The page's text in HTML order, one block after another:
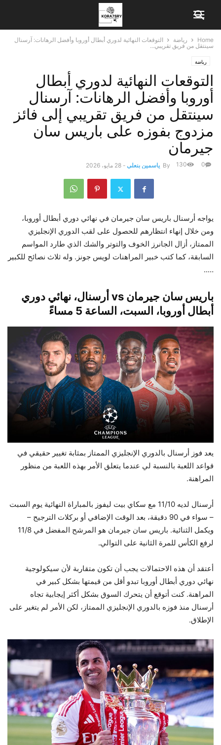
Home رياضة
التوقعات النهائية لدوري أبطال أوروبا وأفضل الرهانات: آرسنال
سينتقل من فريق تقريبي...
رياضة
التوقعات النهائية لدوري أبطال
أوروبا وأفضل الرهانات: آرسنال
سينتقل من فريق تقريبي إلى فائز
مزدوج بفوزه على باريس سان
جيرمان
By ياسمين بنعلي - 28 مايو، 2026 0
130
يواجه أرسنال باريس سان جيرمان في نهائي دوري أبطال أوروبا،
ومن خلال إنهاء انتظارهم للحصول على لقب الدوري الإنجليزي
الممتاز، أزال الجانرز الخوف والتوتر والشك الذي طارد المواسم
السابقة، كما كتب خبير المراهنات لويس جونز. وله ثلاث نصائح للكبير
…..
باريس سان جيرمان vs أرسنال، نهائي دوري
أبطال أوروبا، السبت، الساعة 5 مساءً
يعد فوز أرسنال بالدوري الإنجليزي الممتاز بمثابة تغيير حقيقي في
قواعد اللعبة بالنسبة لي عندما يتعلق الأمر بهذه اللعبة من منظور
المراهنة.
أرسنال لديه 11/10 مع سكاي بيت ليفوز بالمباراة النهائية يوم السبت
– سواء في 90 دقيقة، بعد الوقت الإضافي أو بركلات الترجيح –
ويكمل الثنائية. باريس سان جيرمان هو المرشح المفضل في 11/8
لرفع الكأس للمرة الثانية على التوالي.
أعتقد أن هذه الاحتمالات يجب أن تكون متقاربة لأن سيكولوجية
نهائي دوري أبطال أوروبا تبدو أقل من قيمتها بشكل كبير في
المراهنة. كنت أتوقع أن يتحرك السوق بشكل أكثر إيجابية تجاه
أرسنال منذ فوزه بالدوري الإنجليزي الممتاز، لكن الأمر لم يتغير على
الإطلاق.